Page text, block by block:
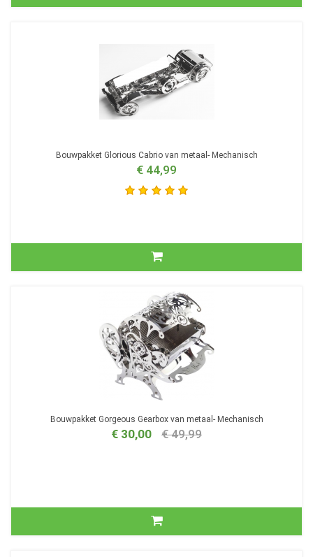
Bouwpakket Glorious Cabrio van metaal- Mechanisch
€ 44,99
Bouwpakket Gorgeous Gearbox van metaal- Mechanisch
€ 30,00 € 49,99